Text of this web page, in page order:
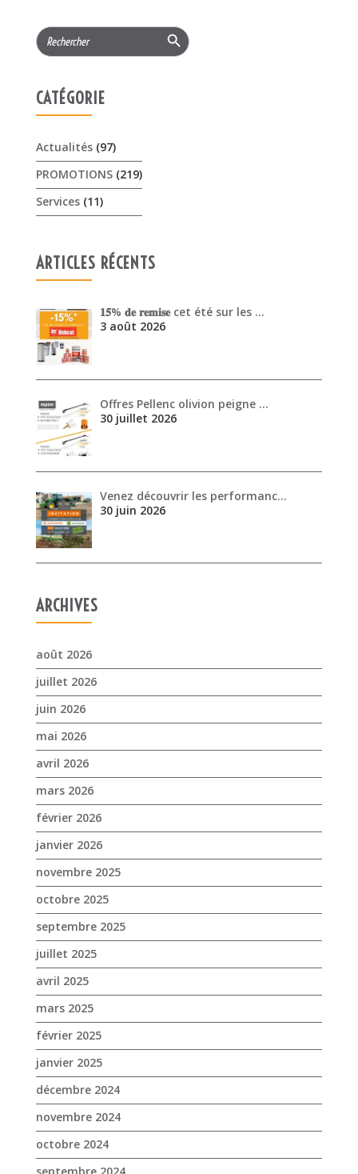
PROMOTIONS
𝟏𝟓% 𝐝𝐞 𝐫𝐞𝐦𝐢𝐬𝐞 cet été sur les …
3 août 2026
Offres Pellenc olivion peigne …
30 juin 2026
ARCHIVES
août 2026
juillet 2026
mai 2026
mars 2026
février 2026
janvier 2026
novembre 2025
octobre 2025
septembre 2025
juillet 2025
avril 2025
mars 2025
février 2025
janvier 2025
décembre 2024
novembre 2024
octobre 2024
septembre 2024
août 2024
juin 2024
mai 2024
avril 2024